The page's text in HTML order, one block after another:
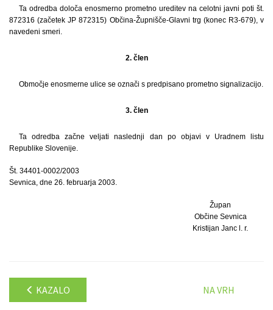
Ta odredba določa enosmerno prometno ureditev na celotni javni poti št.
872316 (začetek JP 872315) Občina-Župnišče-Glavni trg (konec R3-679), v
navedeni smeri.
2. člen
Območje enosmerne ulice se označi s predpisano prometno signalizacijo.
3. člen
Ta odredba začne veljati naslednji dan po objavi v Uradnem listu
Republike Slovenije.
Št. 34401-0002/2003
Sevnica, dne 26. februarja 2003.
Župan
Občine Sevnica
Kristijan Janc l. r.
KAZALO NA VRH